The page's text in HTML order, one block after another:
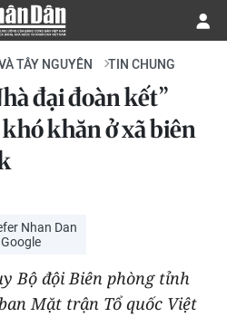
TÂY NGUYÊN TIN CHUNG
đại đoàn kết”
khăn ở xã biên
Nhan Dan
Bộ đội Biên phòng tỉnh
Mặt trận Tổ quốc Việt